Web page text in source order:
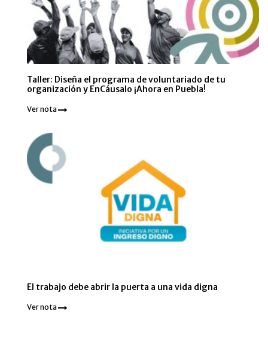
Taller: Diseña el programa de voluntariado de tu
organización y EnCáusalo ¡Ahora en Puebla!
Ver nota
El trabajo debe abrir la puerta a una vida digna
Ver nota